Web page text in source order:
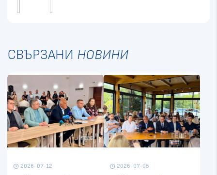
СВЪРЗАНИ НОВИНИ
schedule 2026-07-12 schedule 2026-07-05